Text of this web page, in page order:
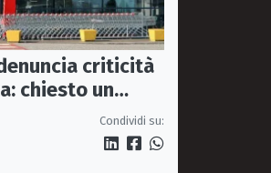
criticità
chiesto un
Condividi su: